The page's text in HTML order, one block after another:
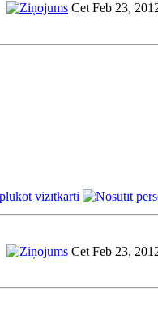
Cet Feb 23,
Cet Feb 23,